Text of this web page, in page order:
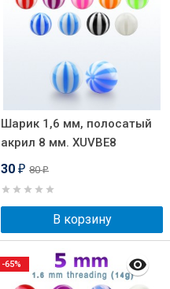
Шарик 1,6 мм, полосатый
акрил 8 мм. XUVBE8
30 ₽ 80₽
В корзину
-65%